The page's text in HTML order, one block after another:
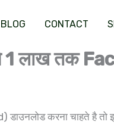
BLOG CONTACT
से 1 लाख तक
करना चाहते है तो